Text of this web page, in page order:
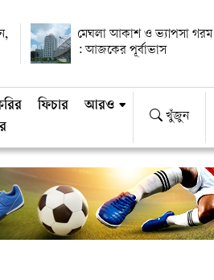
মেঘলা আকাশ ও ভ্যাপসা গরম
: আজকের পূর্বাভাস
ফিচার আরও
খুঁজুন